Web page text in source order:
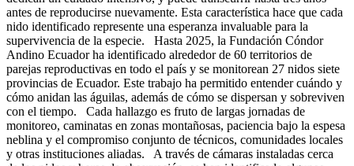
antes de reproducirse nuevamente. Esta característica hace que cada
nido identificado represente una esperanza invaluable para la
supervivencia de la especie. Hasta 2025, la Fundación Cóndor
Andino Ecuador ha identificado alrededor de 60 territorios de
parejas reproductivas en todo el país y se monitorean 27 nidos siete
provincias de Ecuador. Este trabajo ha permitido entender cuándo y
cómo anidan las águilas, además de cómo se dispersan y sobreviven
con el tiempo. Cada hallazgo es fruto de largas jornadas de
monitoreo, caminatas en zonas montañosas, paciencia bajo la espesa
neblina y el compromiso conjunto de técnicos, comunidades locales
y otras instituciones aliadas. A través de cámaras instaladas cerca